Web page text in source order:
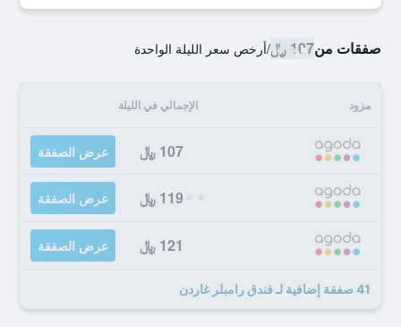
صفقات من107 ﷼ /أرخص سعر الليلة الواحدة
مزود الإجمالي في الليلة
107 ﷼ عرض الصفقة
119 ﷼ عرض الصفقة
121 ﷼ عرض الصفقة
41 صفقة إضافية لـ فندق رامبلر غاردن